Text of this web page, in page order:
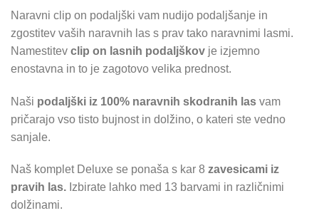
Naravni clip on podaljški vam nudijo podaljšanje in
zgostitev vaših naravnih las s prav tako naravnimi lasmi.
Namestitev clip on lasnih podaljškov je izjemno
enostavna in to je zagotovo velika prednost.
Naši podaljški iz 100% naravnih skodranih las vam
pričarajo vso tisto bujnost in dolžino, o kateri ste vedno
sanjale.
Naš komplet Deluxe se ponaša s kar 8 zavesicami iz
pravih las. Izbirate lahko med 13 barvami in različnimi
dolžinami.